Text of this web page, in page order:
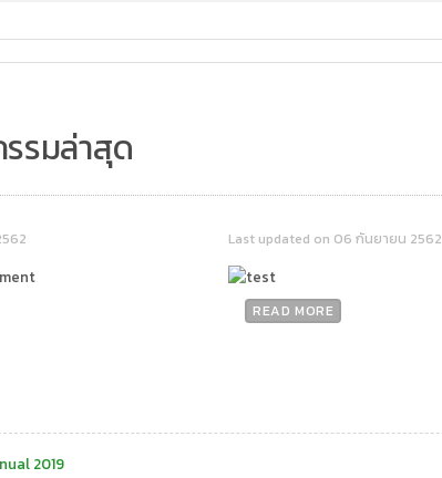
รมล่าสุด
Last updated on 06 กันยายน 2562
READ MORE
2019